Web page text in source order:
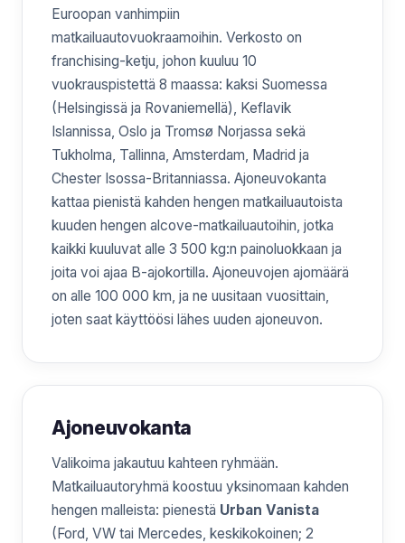
Euroopan vanhimpiin
matkailuautovuokraamoihin. Verkosto on
franchising-ketju, johon kuuluu 10
vuokrauspistettä 8 maassa: kaksi Suomessa
(Helsingissä ja Rovaniemellä), Keflavik
Islannissa, Oslo ja Tromsø Norjassa sekä
Tukholma, Tallinna, Amsterdam, Madrid ja
Chester Isossa-Britanniassa. Ajoneuvokanta
kattaa pienistä kahden hengen matkailuautoista
kuuden hengen alcove-matkailuautoihin, jotka
kaikki kuuluvat alle 3 500 kg:n painoluokkaan ja
joita voi ajaa B-ajokortilla. Ajoneuvojen ajomäärä
on alle 100 000 km, ja ne uusitaan vuosittain,
joten saat käyttöösi lähes uuden ajoneuvon.
Ajoneuvokanta
Valikoima jakautuu kahteen ryhmään.
Matkailuautoryhmä koostuu yksinomaan kahden
hengen malleista: pienestä Urban Vanista
(Ford, VW tai Mercedes, keskikokoinen; 2